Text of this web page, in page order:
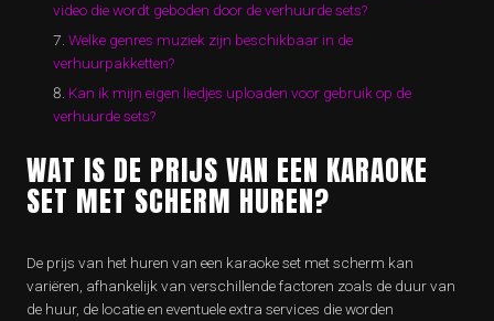
video die wordt geboden door de verhuurde sets?
Welke genres muziek zijn beschikbaar in de
verhuurpakketten?
Kan ik mijn eigen liedjes uploaden voor gebruik op de
verhuurde sets?
WAT IS DE PRIJS VAN EEN KARAOKE
SET MET SCHERM HUREN?
De prijs van het huren van een karaoke set met scherm kan
variëren, afhankelijk van verschillende factoren zoals de duur van
de huur, de locatie en eventuele extra services die worden